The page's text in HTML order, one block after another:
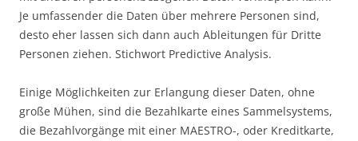
Je umfassender die Daten über mehrere Personen sind,
desto eher lassen sich dann auch Ableitungen für Dritte
Personen ziehen. Stichwort Predictive Analysis.
Einige Möglichkeiten zur Erlangung dieser Daten, ohne
große Mühen, sind die Bezahlkarte eines Sammelsystems,
die Bezahlvorgänge mit einer MAESTRO-, oder Kreditkarte,